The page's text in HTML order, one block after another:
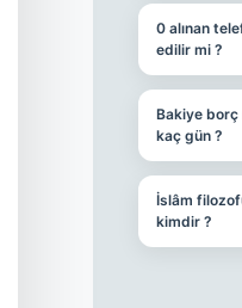
0 alınan
edilir mi ?
Bakiye borç
kaç gün ?
İslâm
kimdir ?